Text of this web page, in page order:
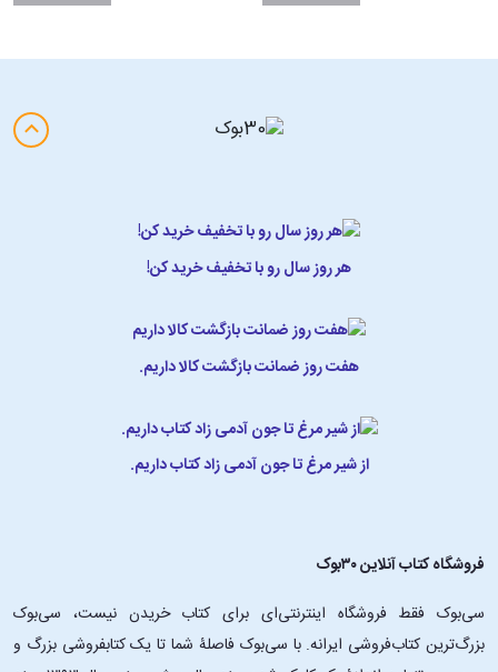
هر روز سال رو با تخفیف خرید کن!
هفت روز ضمانت بازگشت کالا داریم.
از شیر مرغ تا جون آدمی زاد کتاب داریم.
فروشگاه کتاب آنلاین ۳۰بوک
سی‌بوک فقط فروشگاه اینترنتی‌ای برای کتاب خریدن نیست، سی‌بوک
بزرگ‌ترین کتاب‌فروشی ایرانه. با سی‌بوک فاصلۀ شما تا یک کتابفروشی بزرگ و